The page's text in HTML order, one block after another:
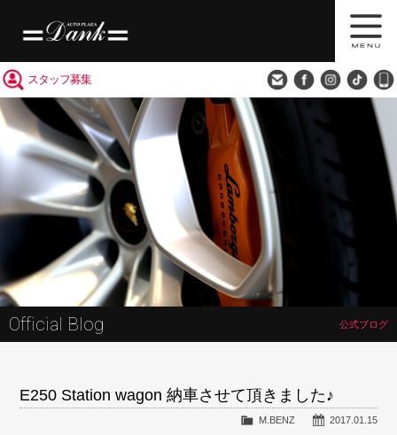
スタッフ募集
Official Blog 公式ブログ
E250 Station wagon 納車させて頂きました♪
2017.01.15
M.BENZ